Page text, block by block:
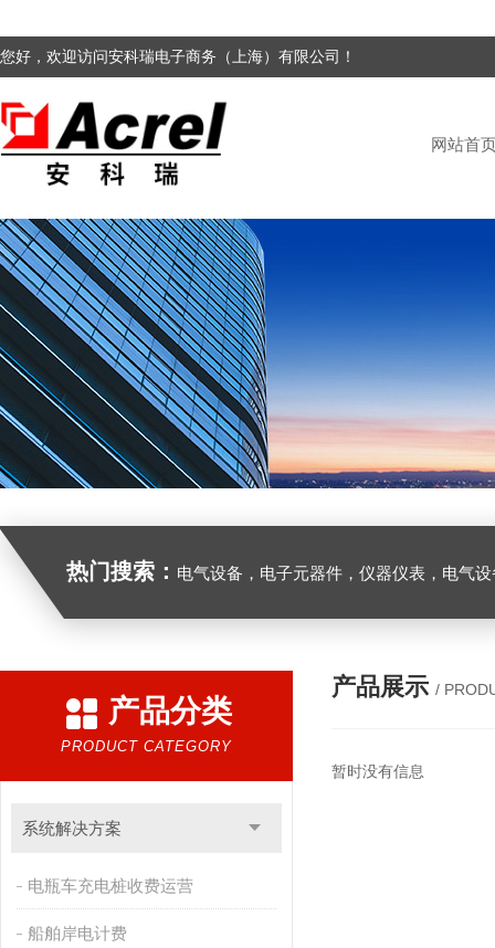
您好，欢迎访问安科瑞电子商务（上海）有限公司！
网站首
热门搜索： 电气设备，电子元器件，仪器仪表，电气
产品分类
PRODUCT CATEGORY
系统解决方案
电瓶车充电桩收费运营
船舶岸电计费
产品展示 /
暂时没有信息